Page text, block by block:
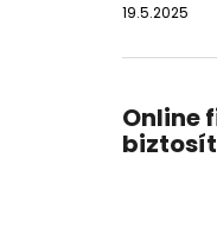
19.5.2025
Online